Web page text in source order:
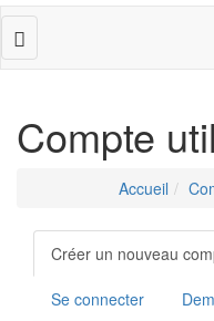
Toggle
navigation
Compte
Accueil
Onglets
principaux
Créer un nouveau
Se connecter